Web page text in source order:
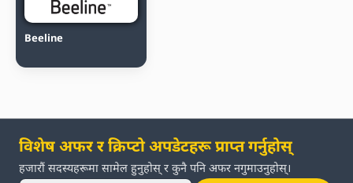
Beeline
विशेष अफर र क्रिप्टो अपडेटहरू प्राप्त गर्नुहोस्
हजारौं सदस्यहरूमा सामेल हुनुहोस् र कुनै पनि अफर नगुमाउनुहोस्।